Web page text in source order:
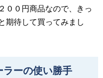
００円商品なので、きっ
期待して買ってみまし
ラーの使い勝手